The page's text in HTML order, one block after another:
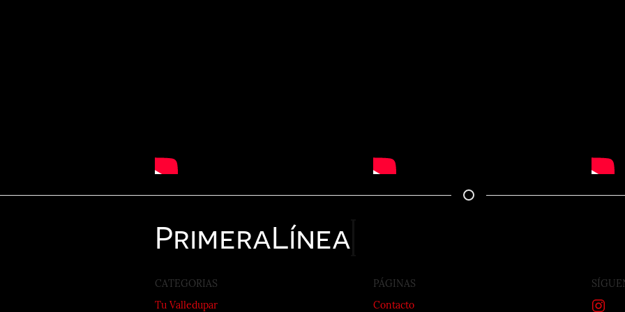
PrimeraLínea
CATEGORIAS
Tu Valledupar
PÁGINAS
Contacto